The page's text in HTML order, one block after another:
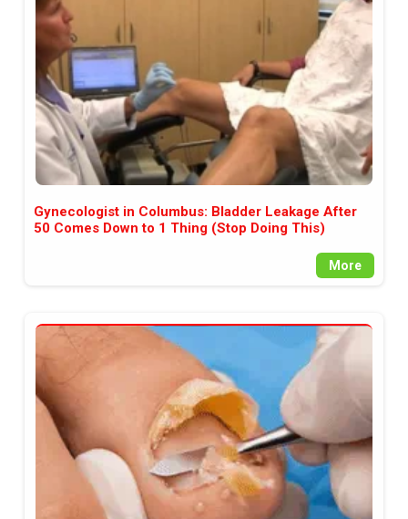
Gynecologist in Columbus: Bladder Leakage After
50 Comes Down to 1 Thing (Stop Doing This)
More